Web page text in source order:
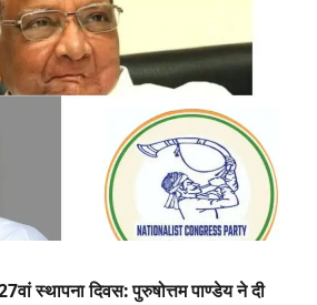
स्थापना दिवस: पुरुषोत्तम पाण्डेय ने दी